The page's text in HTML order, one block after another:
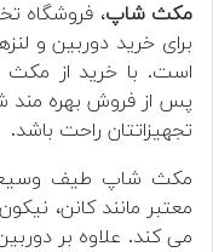
مکث شاپ، فروشگاه
برای خرید دوربین و
است. با خرید از مکث
پس از فروش بهره مند
تجهیزاتتان راحت باشد.
مکث شاپ طیف وسیعی
معتبر مانند کانن،
می کند. علاوه بر